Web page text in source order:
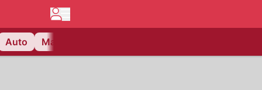
Auto Matchcenter